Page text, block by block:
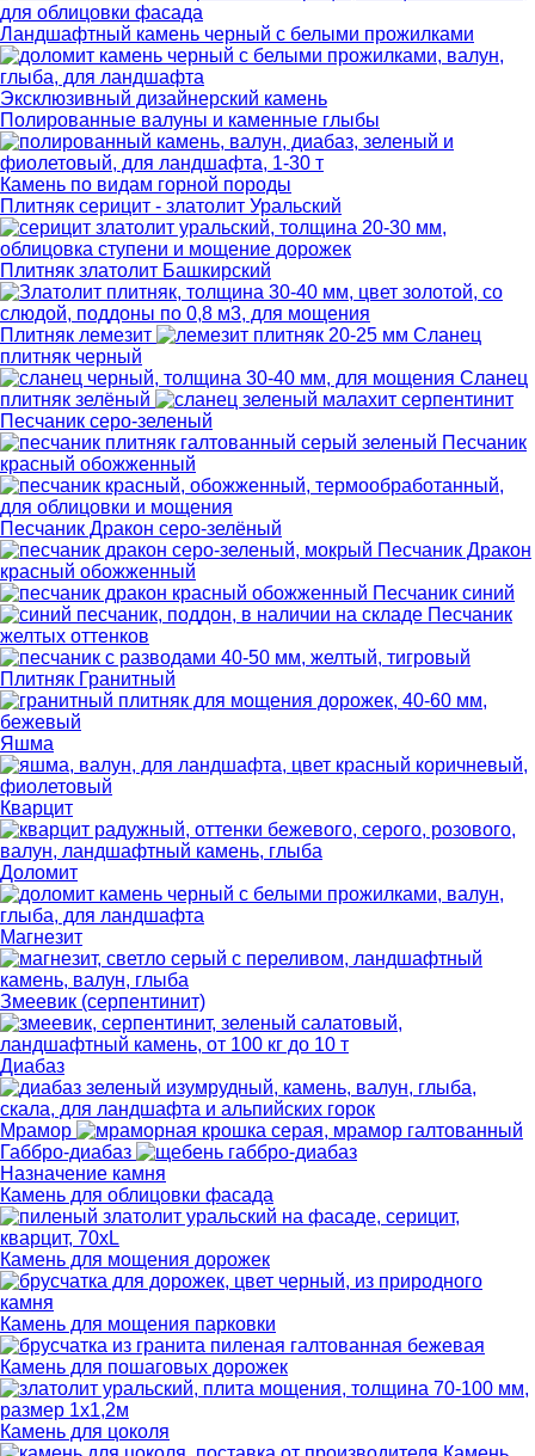
Ландшафтный камень черный с белыми прожилками
Эксклюзивный дизайнерский камень
Полированные валуны и каменные глыбы
Камень по видам горной породы
Плитняк серицит - златолит Уральский
Плитняк златолит Башкирский
Плитняк лемезит
Сланец
плитняк черный
Сланец
плитняк зелёный
Песчаник серо-зеленый
Песчаник
красный обожженный
Песчаник Дракон серо-зелёный
Песчаник Дракон
красный обожженный
Песчаник синий
Песчаник
желтых оттенков
Плитняк Гранитный
Яшма
Кварцит
Доломит
Магнезит
Змеевик (серпентинит)
Диабаз
Мрамор
Габбро-диабаз
Назначение камня
Камень для облицовки фасада
Камень для мощения дорожек
Камень для мощения парковки
Камень для пошаговых дорожек
Камень для цоколя